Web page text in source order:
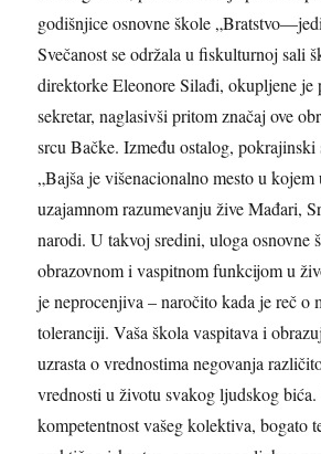
godišnjice osnovne škole
Svečanost se održala u fiskulturnoj sali
direktorke Eleonore Silađi, okupljene je
sekretar, naglasivši pritom značaj ove
srcu Bačke. Između ostalog, pokrajinski
„Bajša je višenacionalno mesto u
uzajamnom razumevanju žive Mađari,
narodi. U takvoj sredini, uloga osnovne
obrazovnom i vaspitnom funkcijom u
je neprocenjiva – naročito kada je reč o
toleranciji. Vaša škola vaspitava i
uzrasta o vrednostima negovanja
vrednosti u životu svakog ljudskog bića.
kompetentnost vašeg kolektiva, bogato